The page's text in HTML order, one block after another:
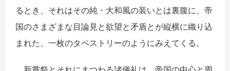
るとき、それはその純・大和風の装いとは裏腹に、帝
国のさまざまな目論見と欲望と矛盾とが縦横に織り込
まれた、一枚のタペストリーのようにみえてくる。